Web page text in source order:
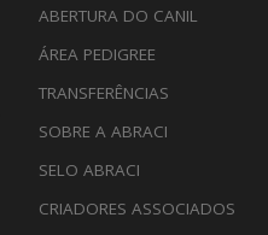
ABERTURA DO CANIL
ÁREA PEDIGREE
TRANSFERÊNCIAS
SOBRE A ABRACI
SELO ABRACI
CRIADORES ASSOCIADOS